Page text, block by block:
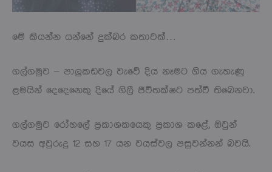
මේ කියන්න යන්නේ දුක්බර කතාවක්…
ගල්ගමුව – පාලුකඩවල වැවේ දිය නෑමට ගිය ගැහැණු
ළමයින් දෙදෙනෙකු දියේ ගිලී ජීවිතක්ෂට පත්වී තිබෙනවා.
ගල්ගමුව රෝහලේ ප්‍රකාශකයෙකු ප්‍රකාශ කළේ, ඔවුන්
වයස අවුරුදු 12 සහ 17 යන වයස්වල පසුවන්නන් බවයි.